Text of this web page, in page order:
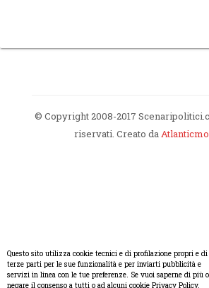
© Copyright 2008-2017
riservati. Creato da
Questo sito utilizza cookie tecnici e di profilazione propri e di
terze parti per le sue funzionalità e per inviarti pubblicità e
servizi in linea con le tue preferenze. Se vuoi saperne di più o
negare il consenso a tutti o ad alcuni cookie Privacy Policy.